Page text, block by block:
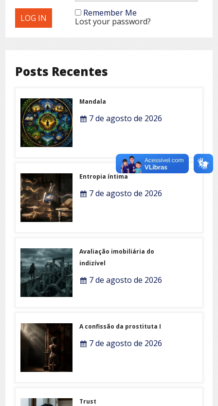
Remember Me
Lost your password?
Posts Recentes
Mandala
7 de agosto de 2026
Entropia íntima
7 de agosto de 2026
Avaliação imobiliária do
indizível
7 de agosto de 2026
A confissão da prostituta I
7 de agosto de 2026
Trust